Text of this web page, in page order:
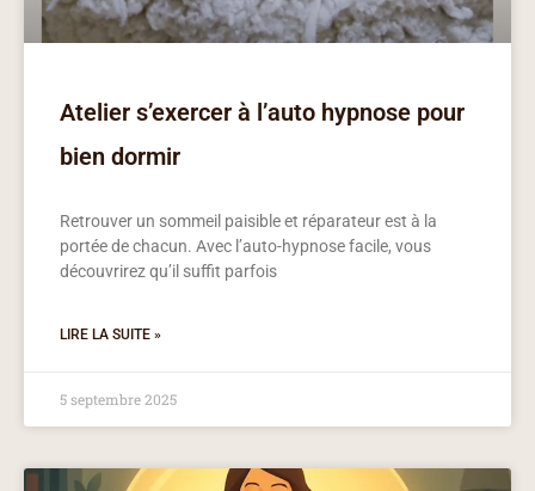
Atelier s’exercer à l’auto hypnose pour
bien dormir
Retrouver un sommeil paisible et réparateur est à la
portée de chacun. Avec l’auto-hypnose facile, vous
découvrirez qu’il suffit parfois
LIRE LA SUITE »
5 septembre 2025